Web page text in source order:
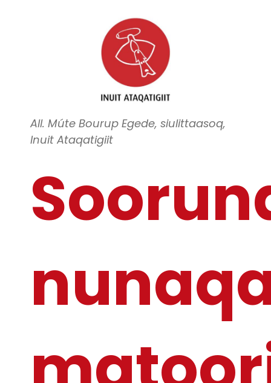
All. Múte Bourup Egede, siulittaasoq,
Inuit Ataqatigiit